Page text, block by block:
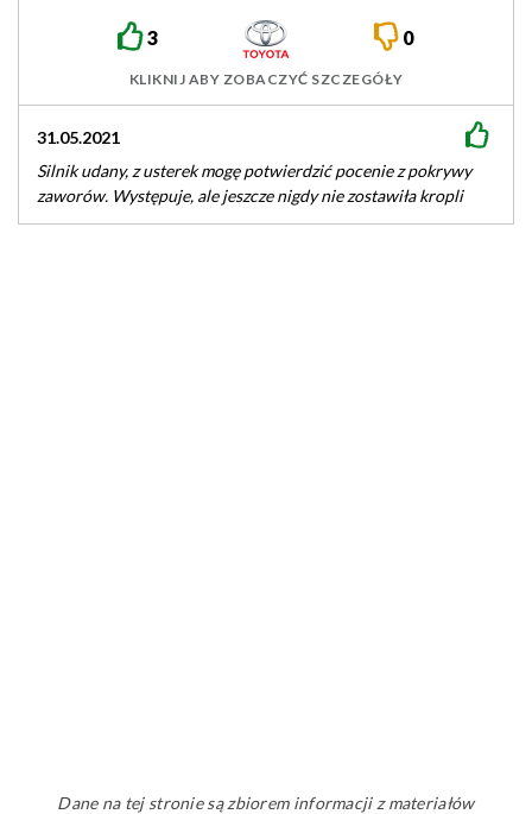
3 0
KLIKNIJ ABY ZOBACZYĆ SZCZEGÓŁY
31.05.2021
Silnik udany, z usterek mogę potwierdzić pocenie z pokrywy
zaworów. Występuje, ale jeszcze nigdy nie zostawiła kropli
oleju na kostce.…
Dane na tej stronie są zbiorem informacji z materiałów